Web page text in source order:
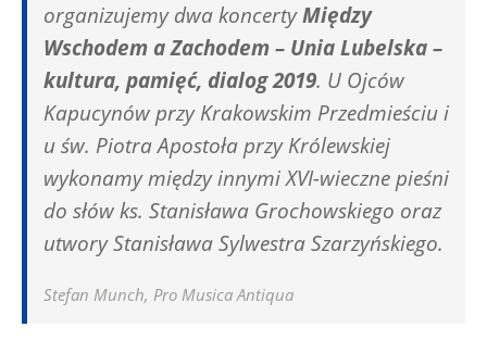
organizujemy dwa koncertyMiędzy
Wschodem a Zachodem – Unia Lubelska –
kultura, pamięć, dialog 2019. U Ojców
Kapucynów przy Krakowskim Przedmieściu i
u św. Piotra Apostoła przy Królewskiej
wykonamy między innymi XVI-wieczne pieśni
do słów ks. Stanisława Grochowskiego oraz
utwory Stanisława Sylwestra Szarzyńskiego.
Stefan Munch, Pro Musica Antiqua